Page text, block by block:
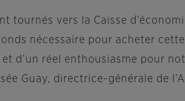
tournés vers la Caisse
nécessaire pour acheter
d’un réel enthousiasme pour
Guay, directrice-générale de